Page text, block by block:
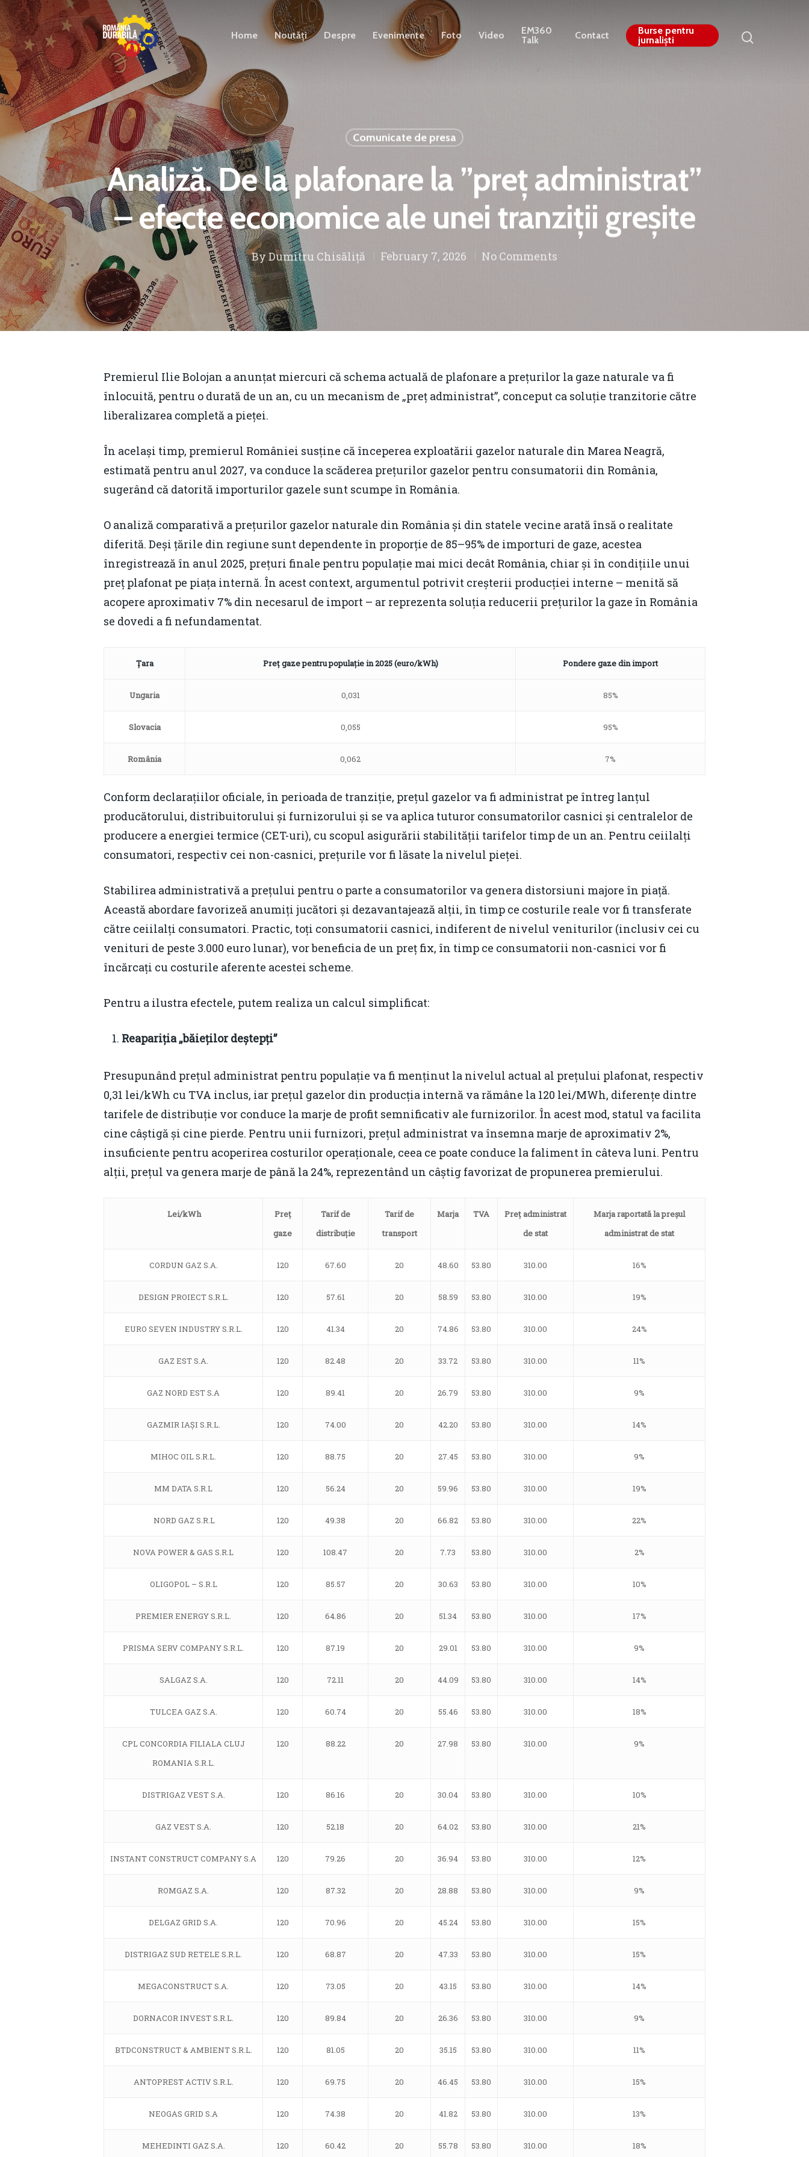
Hit enter to search or ESC to close
Home Noutăți Despre Evenimente Foto Video
EM360
Talk
Contact
Burse pentru
jurnaliști
Comunicate de presa
Analiză. De la plafonare la ”preț administrat”
– efecte economice ale unei tranziții greșite
ByDumitru Chisăliță February 7, 2026 No Comments
Premierul Ilie Bolojan a anunțat miercuri că schema actuală de plafonare a prețurilor la gaze naturale va fi
înlocuită, pentru o durată de un an, cu un mecanism de „preț administrat”, conceput ca soluție tranzitorie către
liberalizarea completă a pieței.
În același timp, premierul României susține că începerea exploatării gazelor naturale din Marea Neagră,
estimată pentru anul 2027, va conduce la scăderea prețurilor gazelor pentru consumatorii din România,
sugerând că datorită importurilor gazele sunt scumpe în România.
O analiză comparativă a prețurilor gazelor naturale din România și din statele vecine arată însă o realitate
diferită. Deși țările din regiune sunt dependente în proporție de 85–95% de importuri de gaze, acestea
înregistrează în anul 2025, prețuri finale pentru populație mai mici decât România, chiar și în condițiile unui
preț plafonat pe piața internă. În acest context, argumentul potrivit creșterii producției interne – menită să
acopere aproximativ 7% din necesarul de import – ar reprezenta soluția reducerii prețurilor la gaze în România
se dovedi a fi nefundamentat.
Țara Preț gaze pentru populație in 2025 (euro/kWh) Pondere gaze din import
Ungaria 0,031 85%
Slovacia 0,055 95%
România 0,062 7%
Conform declarațiilor oficiale, în perioada de tranziție, prețul gazelor va fi administrat pe întreg lanțul
producătorului, distribuitorului și furnizorului și se va aplica tuturor consumatorilor casnici și centralelor de
producere a energiei termice (CET-uri), cu scopul asigurării stabilității tarifelor timp de un an. Pentru ceiilalți
consumatori, respectiv cei non-casnici, prețurile vor fi lăsate la nivelul pieței.
Stabilirea administrativă a prețului pentru o parte a consumatorilor va genera distorsiuni majore în piață.
Această abordare favorizeă anumiți jucători și dezavantajează alții, în timp ce costurile reale vor fi transferate
către ceiilalți consumatori. Practic, toți consumatorii casnici, indiferent de nivelul veniturilor (inclusiv cei cu
venituri de peste 3.000 euro lunar), vor beneficia de un preț fix, în timp ce consumatorii non-casnici vor fi
încărcați cu costurile aferente acestei scheme.
Pentru a ilustra efectele, putem realiza un calcul simplificat:
Reapariția „băieților deștepți”
Presupunând prețul administrat pentru populație va fi menținut la nivelul actual al prețului plafonat, respectiv
0,31 lei/kWh cu TVA inclus, iar prețul gazelor din producția internă va rămâne la 120 lei/MWh, diferențe dintre
tarifele de distribuție vor conduce la marje de profit semnificativ ale furnizorilor. În acest mod, statul va facilita
cine câștigă și cine pierde. Pentru unii furnizori, prețul administrat va însemna marje de aproximativ 2%,
insuficiente pentru acoperirea costurilor operaționale, ceea ce poate conduce la faliment în câteva luni. Pentru
alții, prețul va genera marje de până la 24%, reprezentând un câștig favorizat de propunerea premierului.
Lei/kWh
Preț
gaze
Tarif de
distribuție
Tarif de
transport
Marja TVA Preț administrat
de stat
Marja raportată la preșul
administrat de stat
CORDUN GAZ S.A. 120 67.60 20 48.60 53.80 310.00 16%
DESIGN PROIECT S.R.L. 120 57.61 20 58.59 53.80 310.00 19%
EURO SEVEN INDUSTRY S.R.L. 120 41.34 20 74.86 53.80 310.00 24%
GAZ EST S.A. 120 82.48 20 33.72 53.80 310.00 11%
GAZ NORD EST S.A 120 89.41 20 26.79 53.80 310.00 9%
GAZMIR IAȘI S.R.L. 120 74.00 20 42.20 53.80 310.00 14%
MIHOC OIL S.R.L. 120 88.75 20 27.45 53.80 310.00 9%
MM DATA S.R.L 120 56.24 20 59.96 53.80 310.00 19%
NORD GAZ S.R.L 120 49.38 20 66.82 53.80 310.00 22%
NOVA POWER & GAS S.R.L 120 108.47 20 7.73 53.80 310.00 2%
OLIGOPOL – S.R.L 120 85.57 20 30.63 53.80 310.00 10%
PREMIER ENERGY S.R.L. 120 64.86 20 51.34 53.80 310.00 17%
PRISMA SERV COMPANY S.R.L. 120 87.19 20 29.01 53.80 310.00 9%
SALGAZ S.A. 120 72.11 20 44.09 53.80 310.00 14%
TULCEA GAZ S.A. 120 60.74 20 55.46 53.80 310.00 18%
CPL CONCORDIA FILIALA CLUJ
ROMANIA S.R.L.
120 88.22 20 27.98 53.80 310.00 9%
DISTRIGAZ VEST S.A. 120 86.16 20 30.04 53.80 310.00 10%
GAZ VEST S.A. 120 52.18 20 64.02 53.80 310.00 21%
INSTANT CONSTRUCT COMPANY S.A 120 79.26 20 36.94 53.80 310.00 12%
ROMGAZ S.A. 120 87.32 20 28.88 53.80 310.00 9%
DELGAZ GRID S.A. 120 70.96 20 45.24 53.80 310.00 15%
DISTRIGAZ SUD RETELE S.R.L. 120 68.87 20 47.33 53.80 310.00 15%
MEGACONSTRUCT S.A. 120 73.05 20 43.15 53.80 310.00 14%
DORNACOR INVEST S.R.L. 120 89.84 20 26.36 53.80 310.00 9%
BTDCONSTRUCT & AMBIENT S.R.L. 120 81.05 20 35.15 53.80 310.00 11%
ANTOPREST ACTIV S.R.L. 120 69.75 20 46.45 53.80 310.00 15%
NEOGAS GRID S.A 120 74.38 20 41.82 53.80 310.00 13%
MEHEDINTI GAZ S.A. 120 60.42 20 55.78 53.80 310.00 18%
Contact